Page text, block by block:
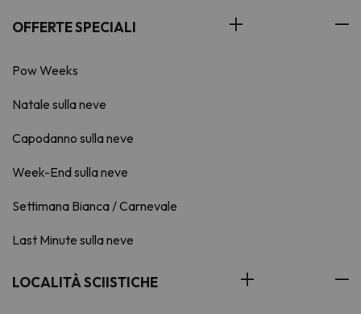
OFFERTE SPECIALI
Pow Weeks
Natale sulla neve
Capodanno sulla neve
Week-End sulla neve
Settimana Bianca / Carnevale
Last Minute sulla neve
LOCALITÀ SCIISTICHE